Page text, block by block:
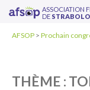
ASSOCIATION
DE
AFSOP > Prochain
THÈME :